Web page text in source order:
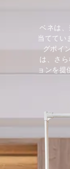
ベネは
当ててい
グポイ
は、さ
ョンを提